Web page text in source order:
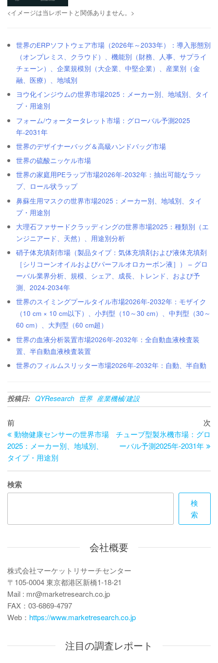
<イメージは当レポートと関係ありません。>
世界のERPソフトウェア市場（2026年～2033年）：導入形態別
（オンプレミス、クラウド）、機能別（財務、人事、サプライ
チェーン）、企業規模別（大企業、中堅企業）、産業別（金
融、医療）、地域別
ヨウ化インジウムの世界市場2025：メーカー別、地域別、タイ
プ・用途別
フォーム/ウォータータレット市場：グローバル予測2025
年-2031年
世界のデザイナーバッグ＆高級ハンドバッグ市場
世界の硫酸ニッケル市場
世界の家庭用PEラップ市場2026年-2032年：抽出可能なラッ
プ、ロール状ラップ
鼻蘇生用マスクの世界市場2025：メーカー別、地域別、タイ
プ・用途別
大理石ファサードクラッディングの世界市場2025：種類別（エ
ンジニアード、天然）、用途別分析
硝子体充填剤市場（製品タイプ：気体充填剤および液体充填剤
［シリコーンオイルおよびパーフルオロカーボン液］） – グロ
ーバル業界分析、規模、シェア、成長、トレンド、および予
測、2024-2034年
世界のスイミングプールタイル市場2026年-2032年：モザイク
（10 cm × 10 cm以下）、小判型（10～30 cm）、中判型（30～
60 cm）、大判型（60 cm超）
世界の血液分析装置市場2026年-2032年：全自動血液検査装
置、半自動血液検査装置
世界のフィルムスリッター市場2026年-2032年：自動、半自動
投稿日: QYResearch 世界 産業機械/建設
投
稿
ナ
ビ
ゲ
シ
ン
過
去
の
投
稿
前
動物健康センサーの世界市場
2025：メーカー別、地域別、
タイプ・用途別
次
チューブ型製氷機市場：グロ
ーバル予測2025年-2031年
検索
検
索
会社概要
株式会社マーケットリサーチセンター
〒105-0004 東京都港区新橋1-18-21
Mail : mr@marketresearch.co.jp
FAX：03-6869-4797
Web： https://www.marketresearch.co.jp
注目の調査レポート